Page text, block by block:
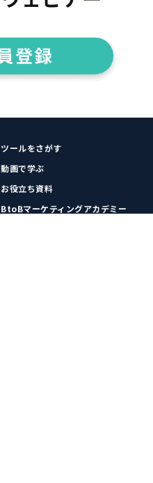
ツールをさがす
動画で学ぶ
お役立ち資料
BtoBマーケティングアカデミー